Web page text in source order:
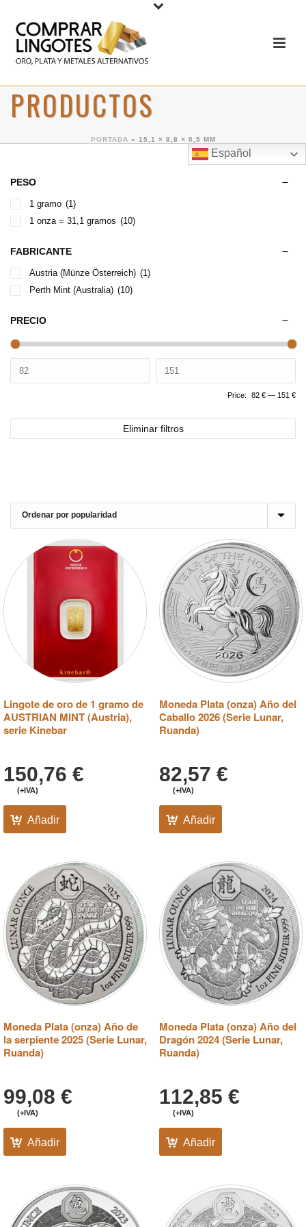
PRODUCTOS
PORTADA » 15,1 × 8,8 × 0,5 MM
Español
Lingote de oro de 1 gramo de
AUSTRIAN MINT (Austria),
serie Kinebar
150,76 €
(+IVA)
Añadir
Moneda Plata (onza) Año del
Caballo 2026 (Serie Lunar,
Ruanda)
82,57 €
(+IVA)
Añadir
Moneda Plata (onza) Año de
la serpiente 2025 (Serie Lunar,
Ruanda)
99,08 €
(+IVA)
Añadir
Moneda Plata (onza) Año del
Dragón 2024 (Serie Lunar,
Ruanda)
112,85 €
(+IVA)
Añadir
PESO
1 gramo (1)
1 onza = 31,1 gramos (10)
FABRICANTE
Austria (Münze Österreich) (1)
Perth Mint (Australia) (10)
PRECIO
Price: 82 € — 151 €
Eliminar filtros